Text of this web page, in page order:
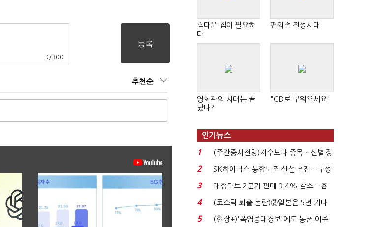
0 /300
추천순
집다운 집이 필요하
다
편의점 전성시대
영화관의 시대는 끝
났다?
"CD로 구워오세요"
인기뉴스
1
(주간증시전망)지수보다 종목…선별 장
세 이어진다...
2
SK하이닉스 통합노조 신설 추진…구성
원 간 성과급 불...
3
대형마트 2분기 판매 9.4% 감소…홈
플러스 사태 여파...
4
(코스닥 퇴출 논란)②일본은 5년 기다
려주는데 우리는 ...
5
(현장+)'폭염중대경보'에도 농촌 이주